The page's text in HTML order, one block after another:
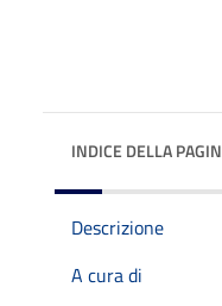
INDICE DELLA
Descrizione
A cura di